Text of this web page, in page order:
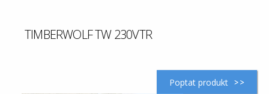
TIMBERWOLF TW 230VTR
Poptat produkt